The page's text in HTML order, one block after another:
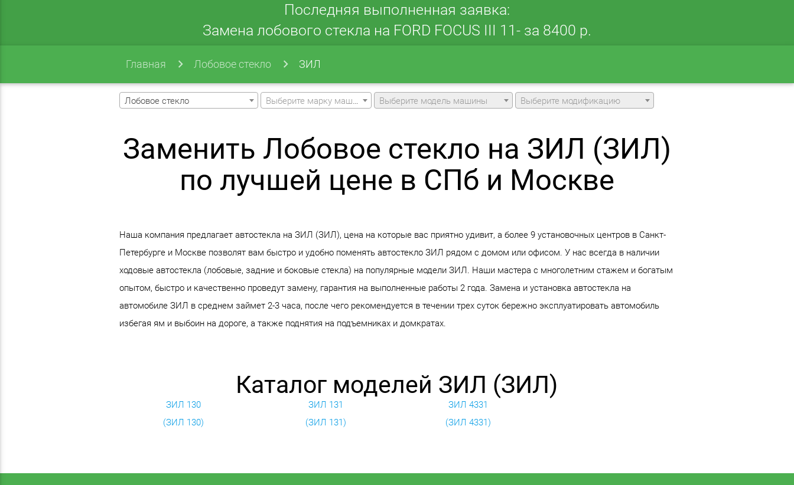
Последняя выполненная заявка:
Замена лобового стекла на FORD FOCUS III 11- за 8400 р.
Главная Лобовое стекло ЗИЛ
Лобовое стекло Выберите марку машины Выберите модель машины Выберите модификацию
Заменить Лобовое стекло на ЗИЛ (ЗИЛ)
по лучшей цене в СПб и Москве
Наша компания предлагает автостекла на ЗИЛ (ЗИЛ), цена на которые вас приятно удивит, а более 9 установочных центров в Санкт-
Петербурге и Москве позволят вам быстро и удобно поменять автостекло ЗИЛ рядом с домом или офисом. У нас всегда в наличии
ходовые автостекла (лобовые, задние и боковые стекла) на популярные модели ЗИЛ. Наши мастера с многолетним стажем и богатым
опытом, быстро и качественно проведут замену, гарантия на выполненные работы 2 года. Замена и установка автостекла на
автомобиле ЗИЛ в среднем займет 2-3 часа, после чего рекомендуется в течении трех суток бережно эксплуатировать автомобиль
избегая ям и выбоин на дороге, а также поднятия на подъемниках и домкратах.
Каталог моделей ЗИЛ (ЗИЛ)
ЗИЛ 130
(ЗИЛ 130)
ЗИЛ 131
(ЗИЛ 131)
ЗИЛ 4331
(ЗИЛ 4331)